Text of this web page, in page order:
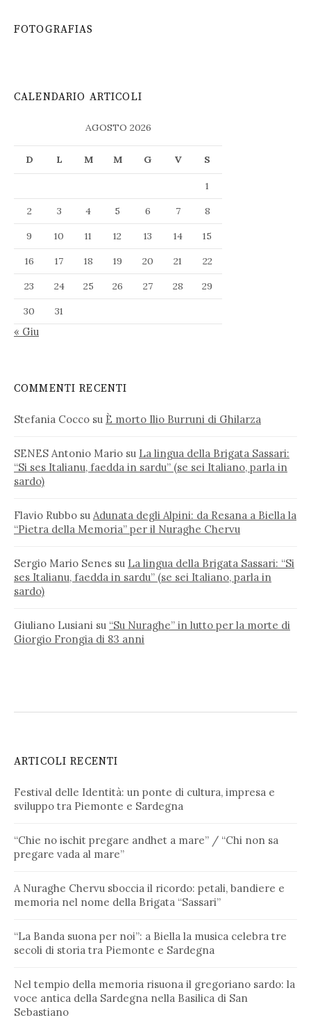
FOTOGRAFIAS
CALENDARIO ARTICOLI
AGOSTO 2026
D L M M G V S
1
2
3 4 5 6 7
8
9
10 11 12 13 14
15
16
17 18 19 20 21
22
23
24 25 26 27 28
29
30
31
« Giu
COMMENTI RECENTI
Stefania Cocco su È morto Ilio Burruni di Ghilarza
SENES Antonio Mario su La lingua della Brigata Sassari:
“Si ses Italianu, faedda in sardu” (se sei Italiano, parla in
sardo)
Flavio Rubbo su Adunata degli Alpini: da Resana a Biella la
“Pietra della Memoria” per il Nuraghe Chervu
Sergio Mario Senes su La lingua della Brigata Sassari: “Si
ses Italianu, faedda in sardu” (se sei Italiano, parla in
sardo)
Giuliano Lusiani su “Su Nuraghe” in lutto per la morte di
Giorgio Frongia di 83 anni
ARTICOLI RECENTI
Festival delle Identità: un ponte di cultura, impresa e
sviluppo tra Piemonte e Sardegna
“Chie no ischit pregare andhet a mare” / “Chi non sa
pregare vada al mare”
A Nuraghe Chervu sboccia il ricordo: petali, bandiere e
memoria nel nome della Brigata “Sassari”
“La Banda suona per noi”: a Biella la musica celebra tre
secoli di storia tra Piemonte e Sardegna
Nel tempio della memoria risuona il gregoriano sardo: la
voce antica della Sardegna nella Basilica di San
Sebastiano